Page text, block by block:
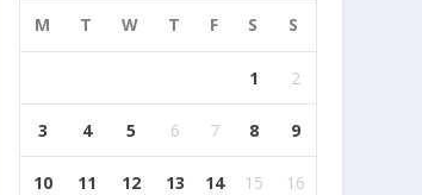
M T W T F S S
1 2
3 4 5 6 7 8 9
10 11 12 13 14 15 16